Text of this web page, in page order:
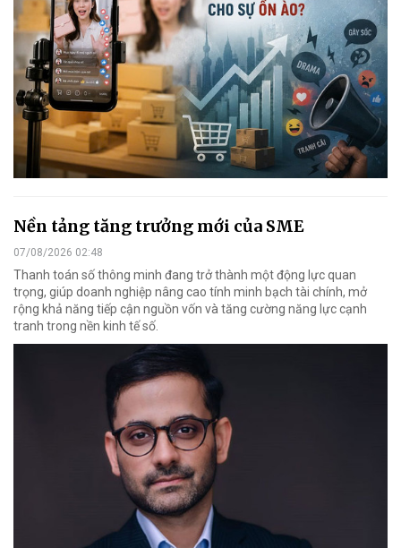
Nền tảng tăng trưởng mới của SME
07/08/2026 02:48
Thanh toán số thông minh đang trở thành một động lực quan
trọng, giúp doanh nghiệp nâng cao tính minh bạch tài chính, mở
rộng khả năng tiếp cận nguồn vốn và tăng cường năng lực cạnh
tranh trong nền kinh tế số.